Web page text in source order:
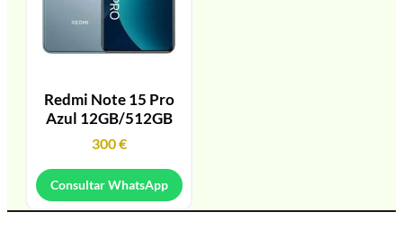
Redmi Note 15 Pro
Azul 12GB/512GB
300€
Consultar WhatsApp